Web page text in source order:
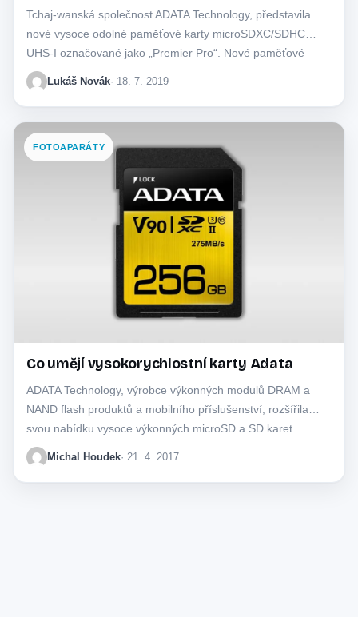
Tchaj-wanská společnost ADATA Technology, představila
nové vysoce odolné paměťové karty microSDXC/SDHC
UHS-I označované jako „Premier Pro“. Nové paměťové
karty jsou voděodolné, nárazuvzdorné,…
Lukáš Novák· 18. 7. 2019
FOTOAPARÁTY
Co umějí vysokorychlostní karty Adata
ADATA Technology, výrobce výkonných modulů DRAM a
NAND flash produktů a mobilního příslušenství, rozšířila
svou nabídku vysoce výkonných microSD a SD karet…
Michal Houdek· 21. 4. 2017